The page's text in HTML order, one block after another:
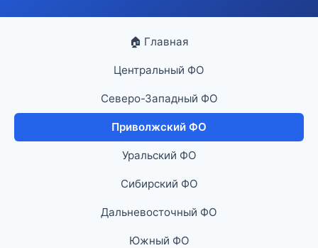
🏠 Главная
Центральный ФО
Северо-Западный ФО
Приволжский ФО
Уральский ФО
Сибирский ФО
Дальневосточный ФО
Южный ФО